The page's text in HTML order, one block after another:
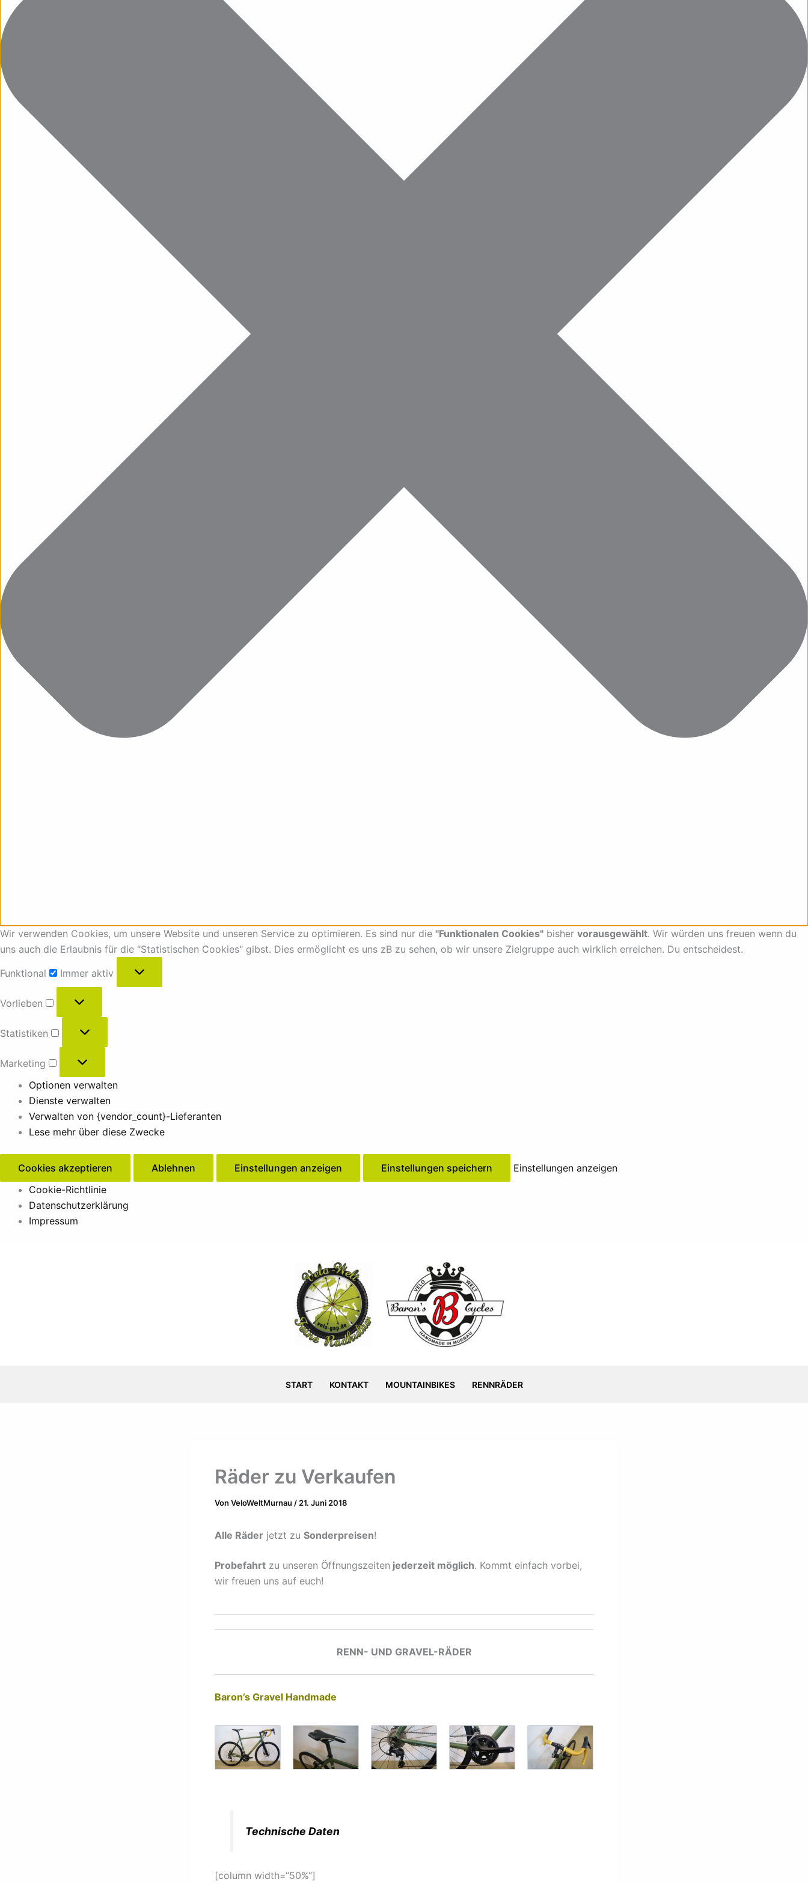
Wir verwenden Cookies, um unsere Website und unseren Service zu optimieren. Es sind nur die "Funktionalen Cookies" bisher vorausgewählt. Wir würden uns freuen wenn du
uns auch die Erlaubnis für die "Statistischen Cookies" gibst. Dies ermöglicht es uns zB zu sehen, ob wir unsere Zielgruppe auch wirklich erreichen. Du entscheidest.
Funktional
Immer aktiv
Vorlieben
Statistiken
Marketing
Optionen verwalten
Dienste verwalten
Verwalten von {vendor_count}-Lieferanten
Lese mehr über diese Zwecke
Cookies akzeptieren Ablehnen Einstellungen anzeigen Einstellungen speichern
Einstellungen anzeigen
Cookie-Richtlinie
Datenschutzerklärung
Impressum
START KONTAKT MOUNTAINBIKES RENNRÄDER
Räder zu Verkaufen
Von VeloWeltMurnau / 21. Juni 2018
Alle Räder jetzt zu Sonderpreisen!
Probefahrt zu unseren Öffnungszeiten jederzeit möglich. Kommt einfach vorbei,
wir freuen uns auf euch!
RENN- UND GRAVEL-RÄDER
Baron’s Gravel Handmade
Technische Daten
[column width=“50%“]